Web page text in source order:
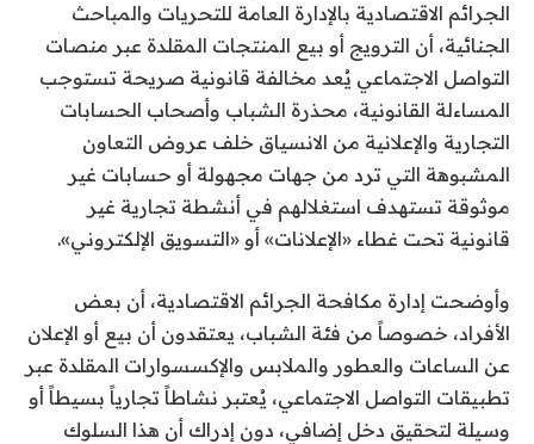
الجرائم الاقتصادية بالإدارة العامة للتحريات والمباحث
الجنائية، أن الترويج أو بيع المنتجات المقلدة عبر منصات
التواصل الاجتماعي يُعد مخالفة قانونية صريحة تستوجب
المساءلة القانونية، محذرة الشباب وأصحاب الحسابات
التجارية والإعلانية من الانسياق خلف عروض التعاون
المشبوهة التي ترد من جهات مجهولة أو حسابات غير
موثوقة تستهدف استغلالهم في أنشطة تجارية غير
قانونية تحت غطاء «الإعلانات» أو «التسويق الإلكتروني».
وأوضحت إدارة مكافحة الجرائم الاقتصادية، أن بعض
الأفراد، خصوصاً من فئة الشباب، يعتقدون أن بيع أو الإعلان
عن الساعات والعطور والملابس والإكسسوارات المقلدة عبر
تطبيقات التواصل الاجتماعي، يُعتبر نشاطاً تجارياً بسيطاً أو
وسيلة لتحقيق دخل إضافي، دون إدراك أن هذا السلوك